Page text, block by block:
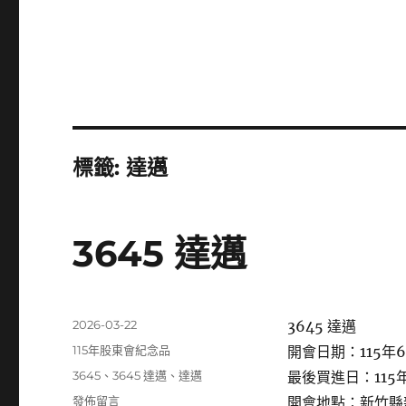
標籤:達邁
3645 達邁
3645 達邁
開會日期：115
最後買進日：115
開會地點：新竹
發
期:
2026-03-22
分
115年股東會紀念品
標
籤
3645 、3645 達邁 、達邁
在
發佈留言